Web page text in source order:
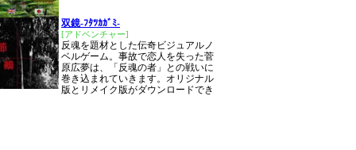
双鏡-ﾌﾀﾂｶｶﾞﾐ-
[アドベンチャー]
反魂を題材とした伝奇ビジュアルノ
ベルゲーム。事故で恋人を失った菅
原広夢は、「反魂の者」との戦いに
巻き込まれていきます。オリジナル
版とリメイク版がダウンロードでき